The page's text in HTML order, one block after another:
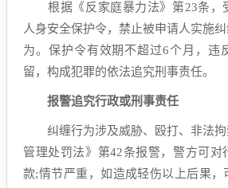
根据《反家庭暴力法》第23条，
人身安全保护令，禁止被申请人实施
为。保护令有效期不超过6个月，违
留，构成犯罪的依法追究刑事责任。
报警追究行政或刑事责任
纠缠行为涉及威胁、殴打、非法拘
管理处罚法》第42条报警，警方可对
款;情节严重，如造成轻伤以上后果，